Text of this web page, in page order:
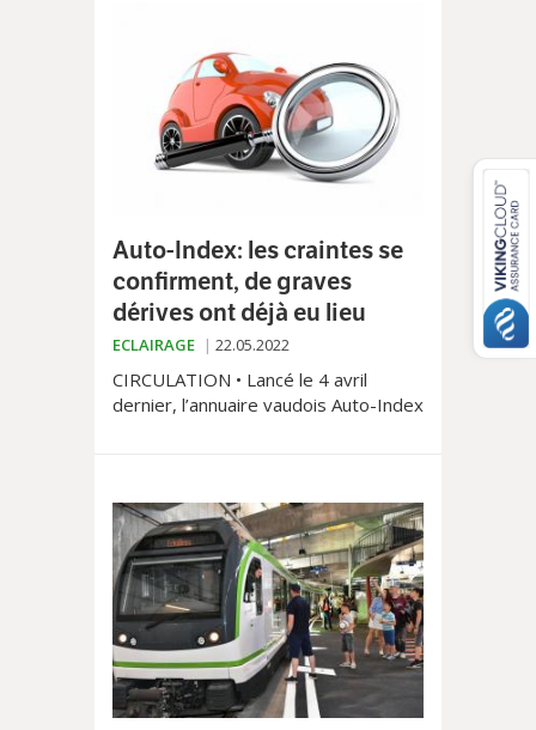
empoigne le sujet en déposant une
question écrite auprès de la
Municipalité.
Auto-Index: les craintes se
confirment, de graves
dérives ont déjà eu lieu
ECLAIRAGE 22.05.2022
CIRCULATION • Lancé le 4 avril
dernier, l’annuaire vaudois Auto-Index
premiers abus se multiplient: une
jeune Lausannoise a été harcelée et
un père de famille en est venu aux
mains avec un motard.